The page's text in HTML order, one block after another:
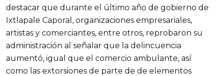
destacar que durante el último año de gobierno de
Ixtlapale Caporal, organizaciones empresariales,
artistas y comerciantes, entre otros, reprobaron su
administración al señalar que la delincuencia
aumentó, igual que el comercio ambulante, así
como las extorsiones de parte de de elementos